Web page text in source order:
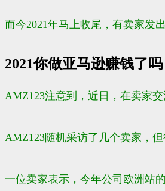
而今2021年马上收尾，有卖家发
2021你做亚马逊赚钱了吗
AMZ123注意到，近日，在卖家
AMZ123随机采访了几个卖家，
一位卖家表示，今年公司欧洲站